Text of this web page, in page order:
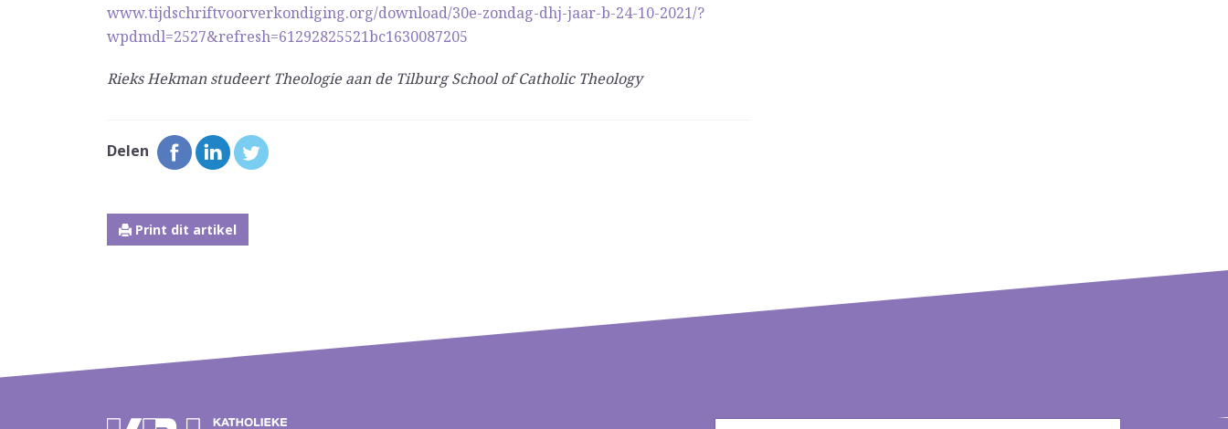
www.tijdschriftvoorverkondiging.org/download/30e-zondag-dhj-jaar-b-24-10-2021/?
wpdmdl=2527&refresh=61292825521bc1630087205
Rieks Hekman studeert Theologie aan de Tilburg School of Catholic Theology
Delen
Print dit artikel